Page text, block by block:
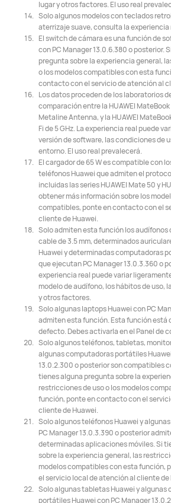
lugar y otros factores. El uso real
Solo algunos modelos con teclados
aterrizaje suave, consulta la experiencia
El switch de cámara es una función de
con PC Manager 13.0.6.380 o posterior.
pregunta sobre la experiencia general,
o los modelos compatibles con esta
contacto con el servicio de atención al
Los datos proceden de los laboratorios
comparación entre la HUAWEI MateBook
Metaline Antenna, y la HUAWEI
Fi de 5 GHz. La experiencia real puede
versión de software, las condiciones de
entorno. El uso real prevalecerá.
El cargador de 65 W es compatible con
teléfonos Huawei que admiten el
incluidas las series HUAWEI Mate 50 y
obtener más información sobre los
compatibles, ponte en contacto con el
cliente de Huawei.
Solo admiten esta función los audífonos
cable de 3.5 mm, determinados
Huawei y determinadas computadoras
que ejecutan PC Manager 13.0.3.360 o
experiencia real puede variar
modelo de audífono, los hábitos de uso,
y otros factores.
Solo algunas laptops Huawei con PC
admiten esta función. Esta función está
defecto. Debes activarla en el Panel de
Solo algunos teléfonos, tabletas,
algunas computadoras portátiles
13.0.2.300 o posterior son compatibles
tienes alguna pregunta sobre la
restricciones de uso o los modelos
función, ponte en contacto con el
cliente de Huawei.
Solo algunos teléfonos Huawei y
PC Manager 13.0.3.390 o posterior
determinadas aplicaciones móviles. Si
sobre la experiencia general, las
modelos compatibles con esta función,
el servicio local de atención al cliente de
Solo algunas tabletas Huawei y algunas
portátiles Huawei con PC Manager